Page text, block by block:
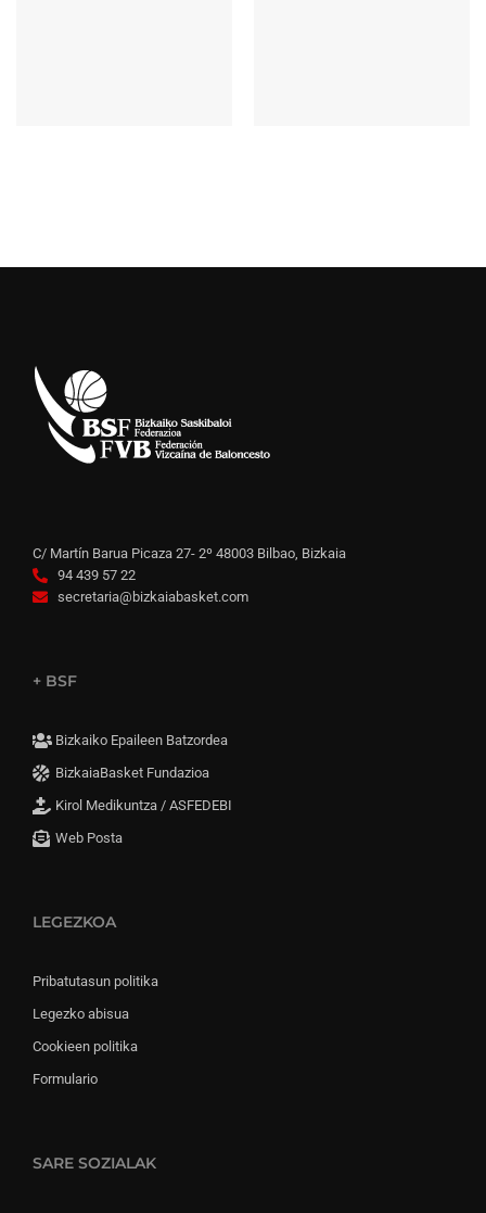
C/ Martín Barua Picaza 27- 2º 48003 Bilbao, Bizkaia
94 439 57 22
secretaria@bizkaiabasket.com
+ BSF
Bizkaiko Epaileen Batzordea
BizkaiaBasket Fundazioa
Kirol Medikuntza / ASFEDEBI
Web Posta
LEGEZKOA
Pribatutasun politika
Legezko abisua
Cookieen politika
Formulario
SARE SOZIALAK